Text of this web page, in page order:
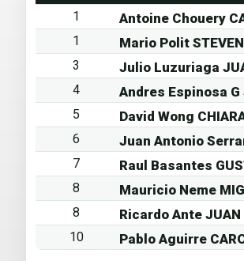
1 Antoine Chouery
1
Mario Polit
3
Julio Luzuriaga
4
Andres Espinosa G
5
David Wong
6
Juan Antonio
7
Raul Basantes
8
Mauricio Neme
8
Ricardo Ante JUAN
10
Pablo Aguirre